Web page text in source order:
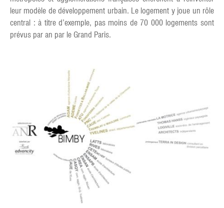
leur modèle de développement urbain. Le logement y joue un rôle
central : à titre d’exemple, pas moins de 70 000 logements sont
prévus par an par le Grand Paris.